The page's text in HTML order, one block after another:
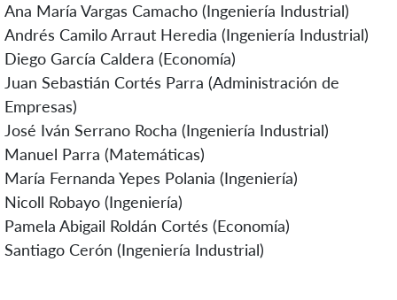
Ana María Vargas Camacho (Ingeniería Industrial)
Andrés Camilo Arraut Heredia (Ingeniería Industrial)
Diego García Caldera (Economía)
Juan Sebastián Cortés Parra (Administración de
Empresas)
José Iván Serrano Rocha (Ingeniería Industrial)
Manuel Parra (Matemáticas)
María Fernanda Yepes Polania (Ingeniería)
Nicoll Robayo (Ingeniería)
Pamela Abigail Roldán Cortés (Economía)
Santiago Cerón (Ingeniería Industrial)